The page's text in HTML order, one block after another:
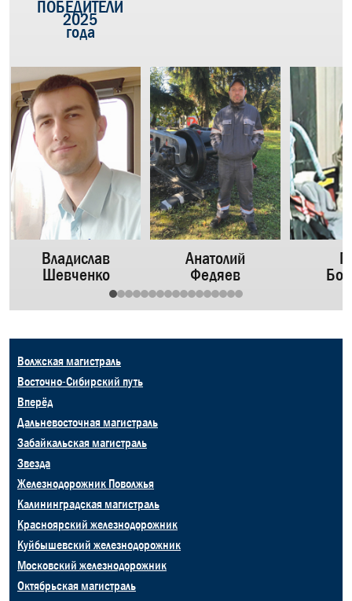
ПОБЕДИТЕЛИ
2025
года
Владислав
Шевченко
Анатолий
Федяев
Волжская магистраль
Восточно-Сибирский путь
Вперёд
Дальневосточная магистраль
Забайкальская магистраль
Звезда
Железнодорожник Поволжья
Калининградская магистраль
Красноярский железнодорожник
Куйбышевский железнодорожник
Московский железнодорожник
Октябрьская магистраль